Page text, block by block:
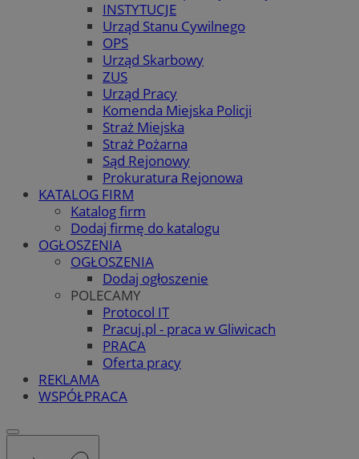
INSTYTUCJE
Urząd Stanu Cywilnego
OPS
Urząd Skarbowy
ZUS
Urząd Pracy
Komenda Miejska Policji
Straż Miejska
Straż Pożarna
Sąd Rejonowy
Prokuratura Rejonowa
KATALOG FIRM
Katalog firm
Dodaj firmę do katalogu
OGŁOSZENIA
OGŁOSZENIA
Dodaj ogłoszenie
POLECAMY
Protocol IT
Pracuj.pl - praca w Gliwicach
PRACA
Oferta pracy
REKLAMA
WSPÓŁPRACA